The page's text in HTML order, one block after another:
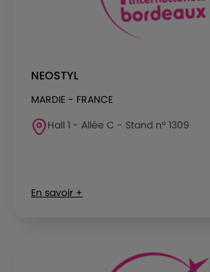
NEOSTYL
MARDIE - FRANCE
Hall 1 - Allée C - Stand n° 1309
En savoir +